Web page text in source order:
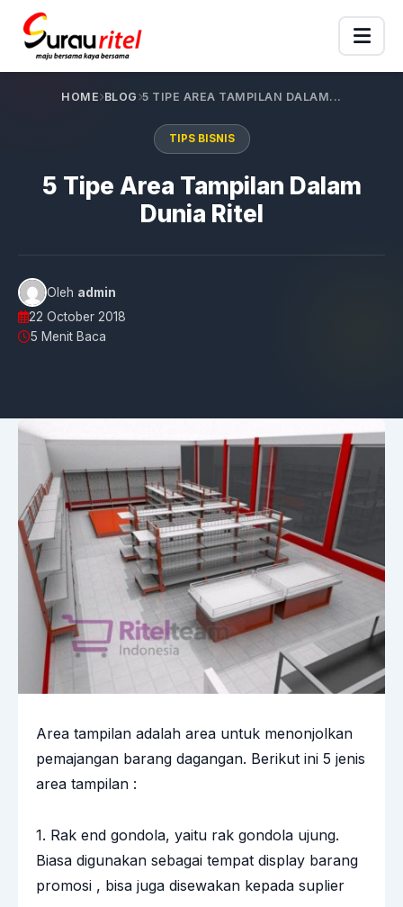
HOME BLOG 5 TIPE AREA TAMPILAN DALAM...
TIPS BISNIS
5 Tipe Area Tampilan Dalam
Dunia Ritel
Oleh admin
22 October 2018
5 Menit Baca
Area tampilan adalah area untuk menonjolkan
pemajangan barang dagangan. Berikut ini 5 jenis
area tampilan :
1. Rak end gondola, yaitu rak gondola ujung.
Biasa digunakan sebagai tempat display barang
promosi , bisa juga disewakan kepada suplier